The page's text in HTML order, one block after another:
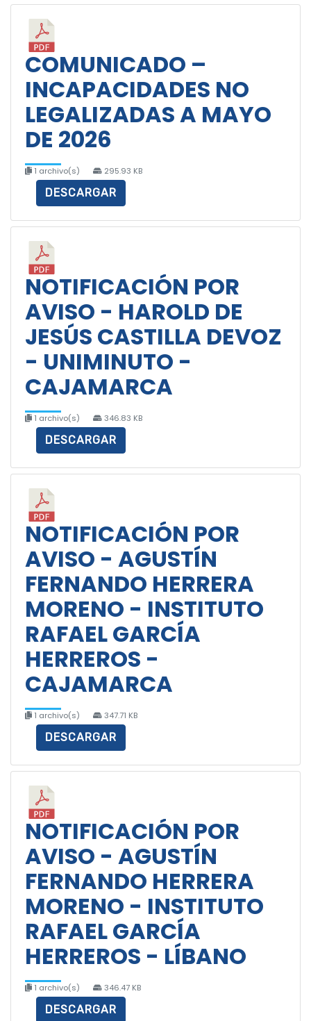
COMUNICADO –
INCAPACIDADES NO
LEGALIZADAS A MAYO
DE 2026
1 archivo(s) 295.93 KB
DESCARGAR
NOTIFICACIÓN POR
AVISO - HAROLD DE
JESÚS CASTILLA DEVOZ
- UNIMINUTO -
CAJAMARCA
1 archivo(s) 346.83 KB
DESCARGAR
NOTIFICACIÓN POR
AVISO - AGUSTÍN
FERNANDO HERRERA
MORENO - INSTITUTO
RAFAEL GARCÍA
HERREROS -
CAJAMARCA
1 archivo(s) 347.71 KB
DESCARGAR
NOTIFICACIÓN POR
AVISO - AGUSTÍN
FERNANDO HERRERA
MORENO - INSTITUTO
RAFAEL GARCÍA
HERREROS - LÍBANO
1 archivo(s) 346.47 KB
DESCARGAR